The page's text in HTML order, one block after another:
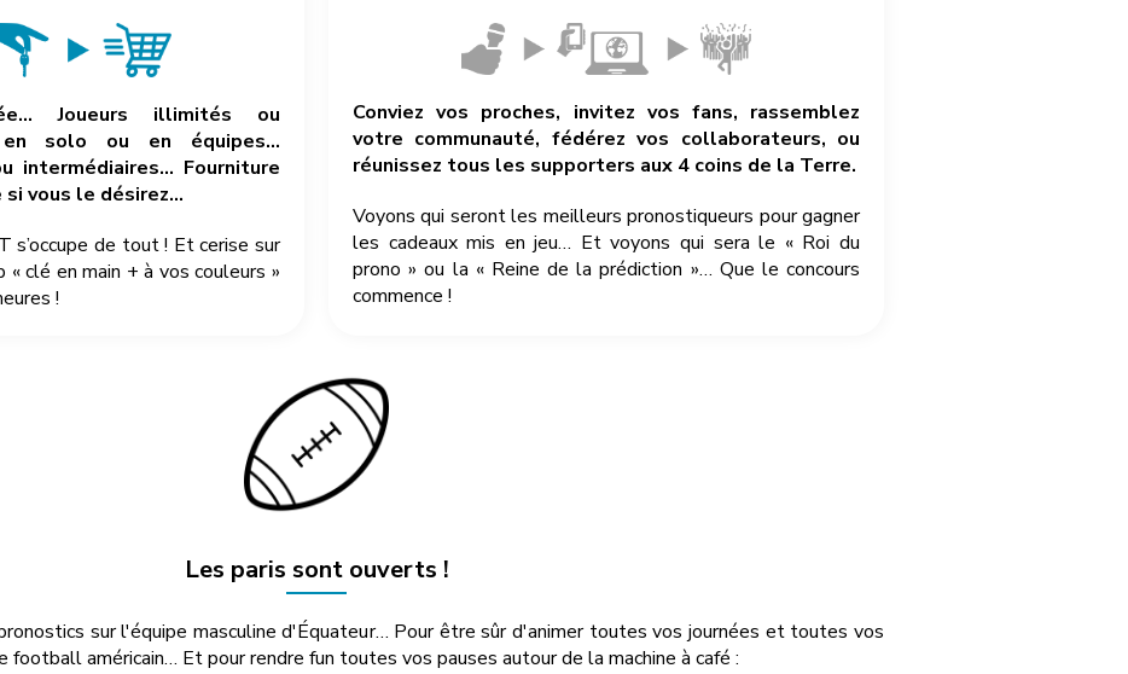
Joueurs illimités ou
en solo ou en équipes…
intermédiaires… Fourniture
vous le désirez…
s’occupe de tout ! Et cerise sur
clé en main + à vos couleurs »
!
Conviez vos proches, invitez vos fans, rassemblez
votre communauté, fédérez vos collaborateurs, ou
réunissez tous les supporters aux 4 coins de la Terre.
Voyons qui seront les meilleurs pronostiqueurs pour gagner
les cadeaux mis en jeu… Et voyons qui sera le « Roi du
prono » ou la « Reine de la prédiction »… Que le concours
commence !
Les paris sont ouverts !
sur l'équipe masculine d'Équateur… Pour être sûr d'animer toutes vos journées et toutes vos
football américain… Et pour rendre fun toutes vos pauses autour de la machine à café :